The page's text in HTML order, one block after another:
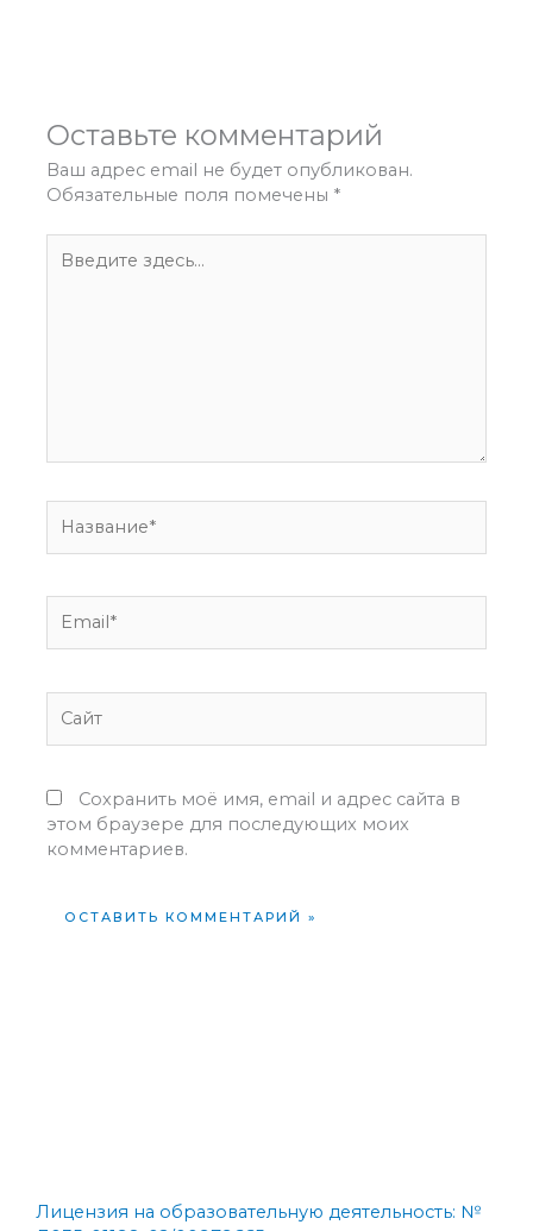
Оставьте комментарий
Ваш адрес email не будет опубликован.
Обязательные поля помечены *
здесь...
Сохранить моё имя, email и адрес сайта в
этом браузере для последующих моих
комментариев.
Лицензия на образовательную деятельность: №